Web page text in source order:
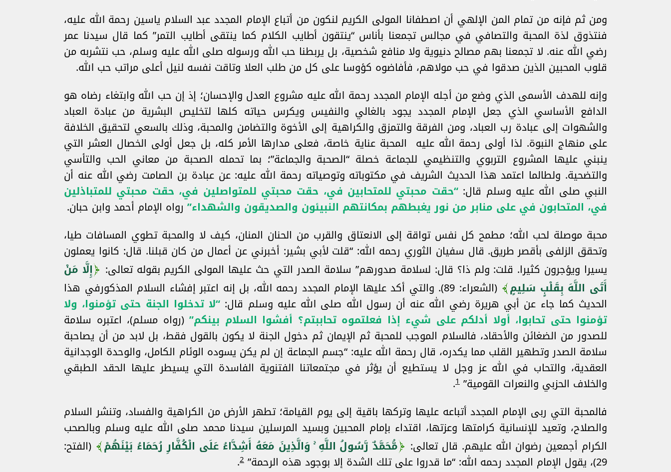
ومن ثم فإنه من تمام المن الإلهي أن اصطفانا المولى الكريم لنكون من أتباع الإمام المجدد عبد السلام ياسين رحمة الله عليه،
فنتذوق لذة المحبة والتصافي في مجالس تجمعنا بأناس “ينتقون أطايب الكلام كما ينتقى أطايب التمر” كما قال سيدنا عمر
رضي الله عنه. لا تجمعنا بهم مصالح دنيوية ولا منافع شخصية، بل يربطنا حب الله ورسوله صلى الله عليه وسلم، حب نتشربه من
قلوب المحبين الذين صدقوا في حب مولاهم، فأفاضوه كؤوسا على كل من طلب العلا وتاقت نفسه لنيل أعلى مراتب حب الله.
وإنه للهدف الأسمى الذي وضع من أجله الإمام المجدد رحمة الله عليه مشروع العدل والإحسان؛ إذ إن حب الله وابتغاء رضاه هو
الدافع الأساسي الذي جعل الإمام المجدد يجود بالغالي والنفيس ويكرس حياته كلها لتخليص البشرية من عبادة العباد
والشهوات إلى عبادة رب العباد، ومن الفرقة والتمزق والكراهية إلى الأخوة والتضامن والمحبة، وذلك بالسعي لتحقيق الخلافة
على منهاج النبوة. لذا أولى رحمة الله عليه المحبة عناية خاصة، فعلى مدارها الأمر كله، بل جعل أولى الخصال العشر التي
ينبني عليها المشروع التربوي والتنظيمي للجماعة خصلة “الصحبة والجماعة”؛ بما تحمله الصحبة من معاني الحب والتأسي
والتضحية. ولطالما اعتمد هذا الحديث الشريف في مكتوباته وتوصياته رحمة الله عليه: عن عبادة بن الصامت رضي الله عنه أن
النبي صلى الله عليه وسلم قال:“حقت محبتي للمتحابين في، حقت محبتي للمتواصلين في، حقت محبتي للمتباذلين
في، المتحابون في على منابر من نور يغبطهم بمكانتهم النبيئون والصديقون والشهداء” رواه الإمام أحمد وابن حبان.
محبة موصلة لحب الله؛ مطمح كل نفس تواقة إلى الانعتاق والقرب من الحنان المنان، كيف لا والمحبة تطوي المسافات طيا،
وتحقق الزلفى بأقصر طريق. قال سفيان الثوري رحمه الله: “قلت لأبي بشير: أخبرني عن أعمال من كان قبلنا. قال: كانوا يعملون
يسيرا ويؤجرون كثيرا. قلت: ولم ذا؟ قال: لسلامة صدورهم” سلامة الصدر التي حث عليها المولى الكريم بقوله تعالى:
إِلَّا مَنْ
أَتَى اللَّهَ بِقَلْبٍ سَلِيمٍ
(الشعراء: 89). والتي أكد عليها الإمام المجدد رحمه الله، بل إنه اعتبر إفشاء السلام المذكورفي هذا
الحديث كما جاء عن أبي هريرة رضي الله عنه أن رسول الله صلى الله عليه وسلم قال: “لا تدخلوا الجنة حتى تؤمنوا، ولا
تؤمنوا حتى تحابوا، أولا أدلكم على شيء إذا فعلتموه تحاببتم؟ أفشوا السلام بينكم” (رواه مسلم)، اعتبره سلامة
للصدور من الضغائن والأحقاد، فالسلام الموجب للمحبة ثم الإيمان ثم دخول الجنة لا يكون بالقول فقط، بل لابد من أن يصاحبة
سلامة الصدر وتطهير القلب مما يكدره، قال رحمة الله عليه: “جسم الجماعة إن لم يكن يسوده الوئام الكامل، والوحدة الوجدانية
العقدية، والتحاب في الله عز وجل لا يستطيع أن يؤثر في مجتمعاتنا الفتنوية الفاسدة التي يسيطر عليها الحقد الطبقي
والخلاف الحزبي والنعرات القومية” 1
.
فالمحبة التي ربى الإمام المجدد أتباعه عليها وتركها باقية إلى يوم القيامة؛ تطهر الأرض من الكراهية والفساد، وتنشر السلام
والصلاح، وتعيد للإنسانية كرامتها وعزتها، اقتداء بإمام المحبين وبسيد المرسلين سيدنا محمد صلى الله عليه وسلم وبالصحب
الكرام أجمعين رضوان الله عليهم. قال تعالى:
مُّحَمَّدٌ رَّسُولُ اللَّهِ ۚ وَالَّذِينَ مَعَهُ أَشِدَّاءُ عَلَى الْكُفَّارِ رُحَمَاءُ بَيْنَهُمْ
(الفتح:
29)، يقول الإمام المجدد رحمه الله: “ما قدروا على تلك الشدة إلا بوجود هذه الرحمة”
2
.